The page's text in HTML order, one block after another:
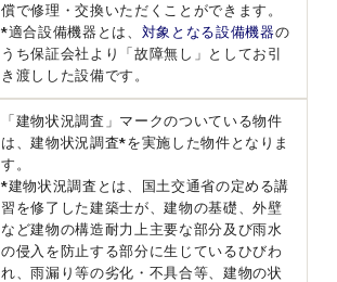
償で修理・交換いただくことができます。
*適合設備機器とは、 対象となる設備機器の
うち保証会社より「故障無し」としてお引
き渡しした設備です。
「建物状況調査」マークのついている物件
は、建物状況調査*を実施した物件となりま
す。
*建物状況調査とは、国土交通省の定める講
習を修了した建築士が、建物の基礎、外壁
など建物の構造耐力上主要な部分及び雨水
の侵入を防止する部分に生じているひびわ
れ、雨漏り等の劣化・不具合等、建物の状